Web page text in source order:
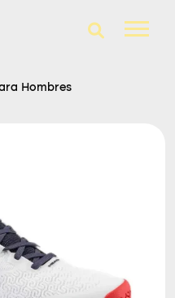
Hombres